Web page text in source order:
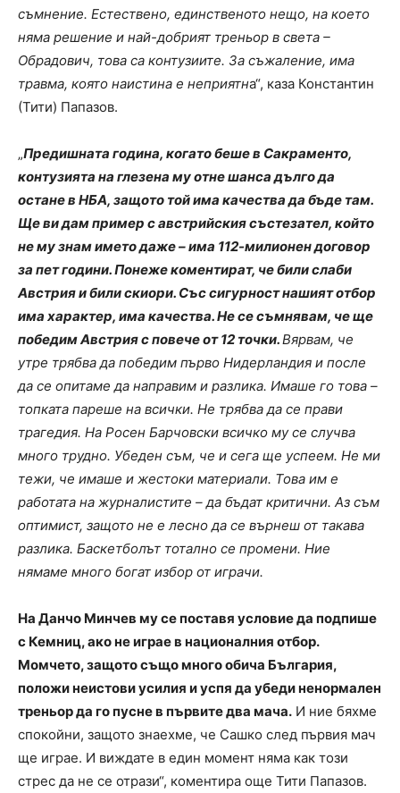
съмнение. Естествено, единственото нещо, на което
няма решение и най-добрият треньор в света –
Обрадович, това са контузиите. За съжаление, има
травма, която наистина е неприятна“, каза Константин
(Тити) Папазов.
„Предишната година, когато беше в Сакраменто,
контузията на глезена му отне шанса дълго да
остане в НБА, защото той има качества да бъде там.
Ще ви дам пример с австрийския състезател, който
не му знам името даже – има 112-милионен договор
за пет години. Понеже коментират, че били слаби
Австрия и били скиори. Със сигурност нашият отбор
има характер, има качества. Не се съмнявам, че ще
победим Австрия с повече от 12 точки.Вярвам, че
утре трябва да победим първо Нидерландия и после
да се опитаме да направим и разлика. Имаше го това –
топката пареше на всички. Не трябва да се прави
трагедия. На Росен Барчовски всичко му се случва
много трудно. Убеден съм, че и сега ще успеем. Не ми
тежи, че имаше и жестоки материали. Това им е
работата на журналистите – да бъдат критични. Аз съм
оптимист, защото не е лесно да се върнеш от такава
разлика. Баскетболът тотално се промени. Ние
нямаме много богат избор от играчи.
На Данчо Минчев му се поставя условие да подпише
с Кемниц, ако не играе в националния отбор.
Момчето, защото също много обича България,
положи неистови усилия и успя да убеди ненормален
треньор да го пусне в първите два мача. И ние бяхме
спокойни, защото знаехме, че Сашко след първия мач
ще играе. И виждате в един момент няма как този
стрес да не се отрази“, коментира още Тити Папазов.